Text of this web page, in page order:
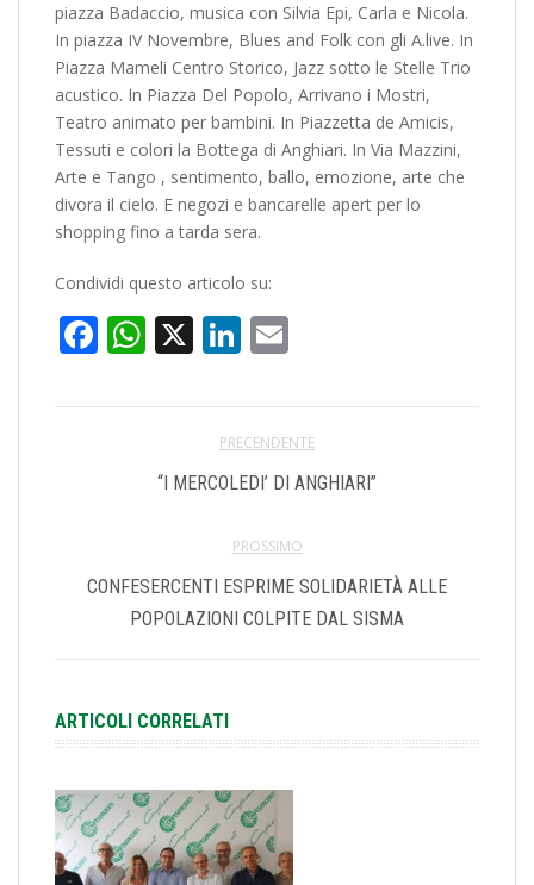
piazza Badaccio, musica con Silvia Epi, Carla e Nicola.
In piazza IV Novembre, Blues and Folk con gli A.live. In
Piazza Mameli Centro Storico, Jazz sotto le Stelle Trio
acustico. In Piazza Del Popolo, Arrivano i Mostri,
Teatro animato per bambini. In Piazzetta de Amicis,
Tessuti e colori la Bottega di Anghiari. In Via Mazzini,
Arte e Tango , sentimento, ballo, emozione, arte che
divora il cielo. E negozi e bancarelle apert per lo
shopping fino a tarda sera.
Condividi questo articolo su:
Facebook
WhatsApp
X LinkedIn
PRECENDENTE
“I MERCOLEDI’ DI ANGHIARI”
PROSSIMO
CONFESERCENTI ESPRIME SOLIDARIETÀ ALLE
POPOLAZIONI COLPITE DAL SISMA
ARTICOLI CORRELATI